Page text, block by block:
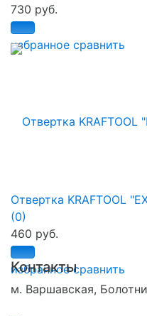
избранное сравнить
730 руб.
избранное сравнить
Отвертка KRAFTOOL
(0)
460 руб.
Контакты
м. Варшавская,